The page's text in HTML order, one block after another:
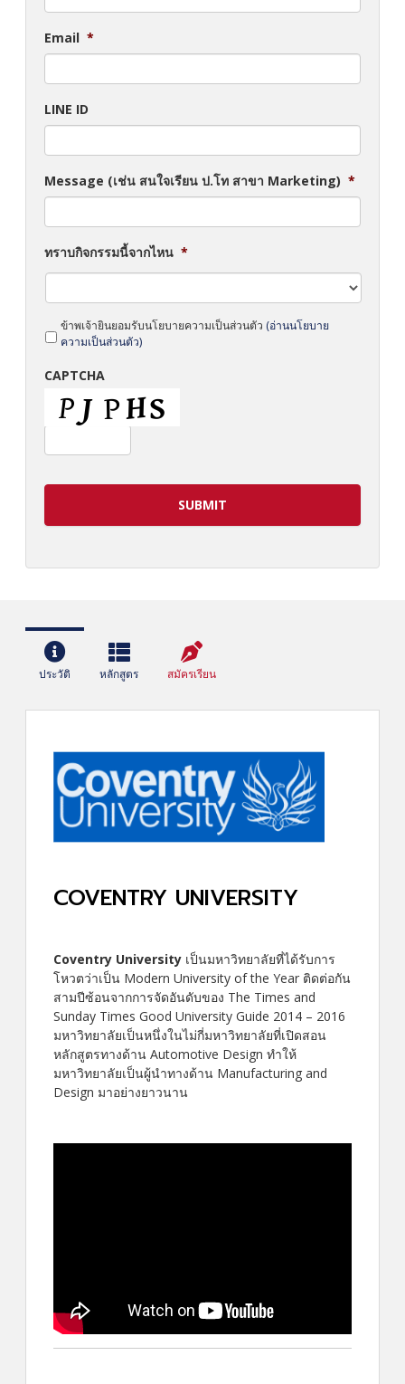
Email *
LINE ID
Message (เช่น สนใจเรียน ป.โท สาขา Marketing) *
ทราบกิจกรรมนี้จากไหน *
ข้าพเจ้ายินยอมรับนโยบายความเป็นส่วนตัว (อ่านนโยบาย
ความเป็นส่วนตัว)
CAPTCHA
ประวัติ หลักสูตร สมัครเรียน
COVENTRY UNIVERSITY
Coventry University เป็นมหาวิทยาลัยที่ได้รับการ
โหวตว่าเป็น Modern University of the Year ติดต่อกัน
สามปีซ้อนจากการจัดอันดับของ The Times and
Sunday Times Good University Guide 2014 – 2016
มหาวิทยาลัยเป็นหนึ่งในไม่กี่มหาวิทยาลัยที่เปิดสอน
หลักสูตรทางด้าน Automotive Design ทำให้
มหาวิทยาลัยเป็นผู้นำทางด้าน Manufacturing and
Design มาอย่างยาวนาน